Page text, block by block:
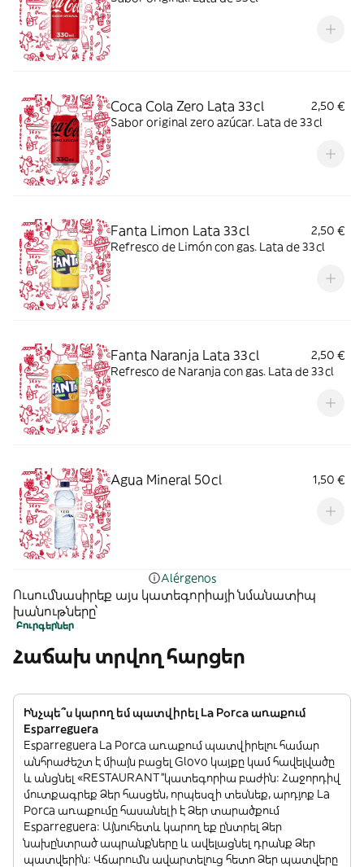
Coca Cola Zero Lata 33cl
2,50 €
Sabor original zero azúcar. Lata de 33cl
Fanta Limon Lata 33cl
2,50 €
Refresco de Limón con gas. Lata de 33cl
Fanta Naranja Lata 33cl
2,50 €
Refresco de Naranja con gas. Lata de 33cl
Agua Mineral 50cl 1,50 €
Alérgenos
Ուսումնասիրեք այս կատեգորիայի նմանատիպ
խանութները՝
Բուրգերներ
Հաճախ տրվող հարցեր
Ինչպե՞ս կարող եմ պատվիրել La Porca առաքում
Esparreguera
Esparreguera La Porca առաքում պատվիրելու համար
անհրաժեշտ է միայն բացել Glovo կայքը կամ հավելվածը
և անցնել «RESTAURANT”կատեգորիա բաժին: Հաջորդիվ
մուտքագրեք Ձեր հասցեն, որպեսզի տեսնեք, արդյոք La
Porca առաքումը հասանելի է Ձեր տարածքում
Esparreguera: Այնուհետև կարող եք ընտրել Ձեր
նախընտրած ապրանքները և ավելացնել դրանք Ձեր
պատվերին: Վճարումն ավարտելուց հետո Ձեր պատվերը